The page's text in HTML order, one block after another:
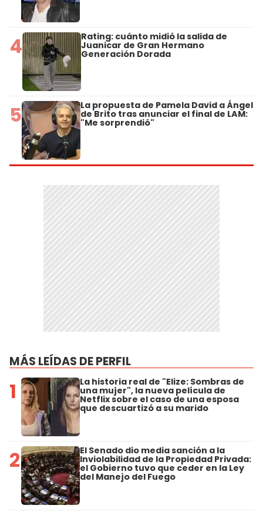
4 Rating: cuánto midió la salida de
Juanicar de Gran Hermano
Generación Dorada
5 La propuesta de Pamela David a Ángel
de Brito tras anunciar el final de LAM:
"Me sorprendió"
MÁS LEÍDAS DE PERFIL
1 La historia real de "Elize: Sombras de
una mujer", la nueva película de
Netflix sobre el caso de una esposa
que descuartizó a su marido
2 El Senado dio media sanción a la
Inviolabilidad de la Propiedad Privada:
el Gobierno tuvo que ceder en la Ley
del Manejo del Fuego